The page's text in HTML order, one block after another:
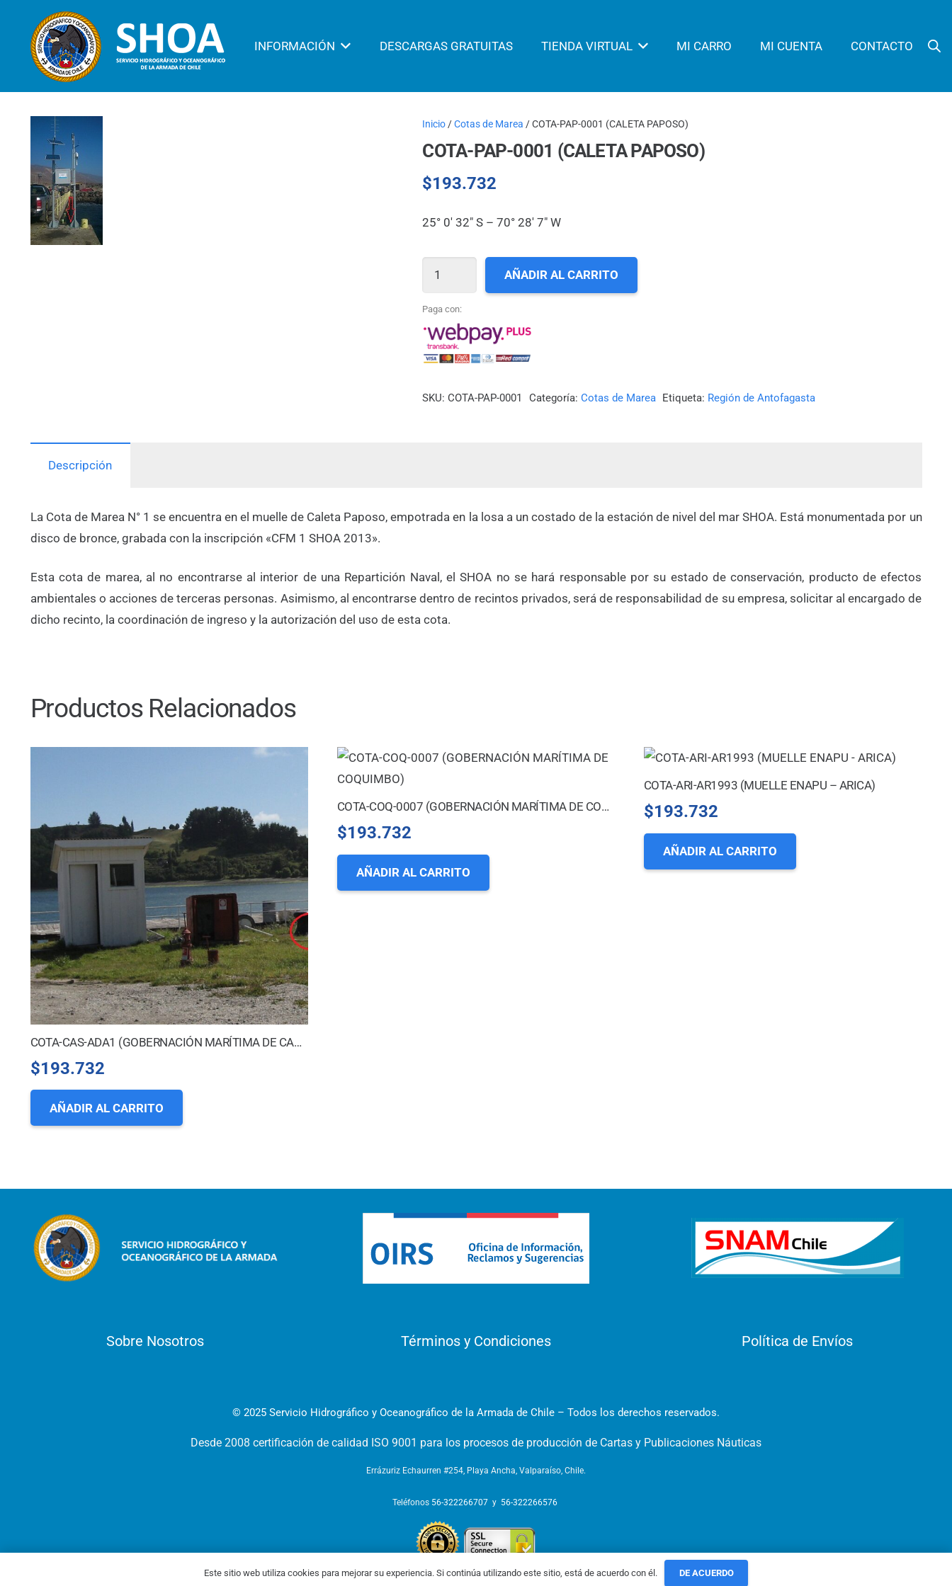
INFORMACIÓN DESCARGAS GRATUITAS TIENDA VIRTUAL MI CARRO MI CUENTA CONTACTO
Inicio /Cotas de Marea / COTA-PAP-0001 (CALETA PAPOSO)
COTA-PAP-0001 (CALETA PAPOSO)
$193.732
25° 0′ 32″ S – 70° 28′ 7″ W
0001
(CALETA
PAPOSO)
AÑADIR AL CARRITO
Paga con:
SKU:COTA-PAP-0001 Categoría: Cotas de Marea Etiqueta: Región de Antofagasta
Descripción
La Cota de Marea N° 1 se encuentra en el muelle de Caleta Paposo, empotrada en la losa a un costado de la estación de nivel del mar SHOA. Está monumentada por un
disco de bronce, grabada con la inscripción «CFM 1 SHOA 2013».
Esta cota de marea, al no encontrarse al interior de una Repartición Naval, el SHOA no se hará responsable por su estado de conservación, producto de efectos
ambientales o acciones de terceras personas. Asimismo, al encontrarse dentro de recintos privados, será de responsabilidad de su empresa, solicitar al encargado de
dicho recinto, la coordinación de ingreso y la autorización del uso de esta cota.
Productos Relacionados
COTA-CAS-ADA1 (GOBERNACIÓN MARÍTIMA DE CASTRO)
$193.732
AÑADIR AL CARRITO
COTA-COQ-0007 (GOBERNACIÓN MARÍTIMA DE COQUIMBO)
$193.732
AÑADIR AL CARRITO
COTA-ARI-AR1993 (MUELLE ENAPU – ARICA)
$193.732
AÑADIR AL CARRITO
Sobre Nosotros Términos y Condiciones Política de Envíos
© 2025 Servicio Hidrográfico y Oceanográfico de la Armada de Chile – Todos los derechos reservados.
Desde 2008 certificación de calidad ISO 9001 para los procesos de producción de Cartas y Publicaciones Náuticas
Errázuriz Echaurren #254, Playa Ancha, Valparaíso, Chile.
Teléfonos 56-322266707 y 56-322266576
Este sitio web utiliza cookies para mejorar su experiencia. Si continúa utilizando este sitio, está de acuerdo con él. DE ACUERDO